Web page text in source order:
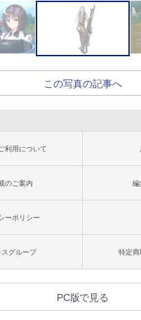
この写真の記事へ
利用について
のご案内 編
ーポリシー
スグループ 特定商
PC版で見る